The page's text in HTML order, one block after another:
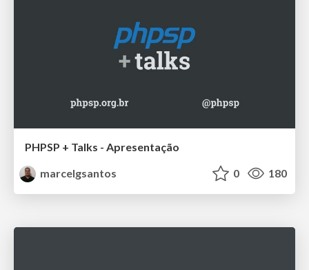
PHPSP + Talks - Apresentação
marcelgsantos
0 180